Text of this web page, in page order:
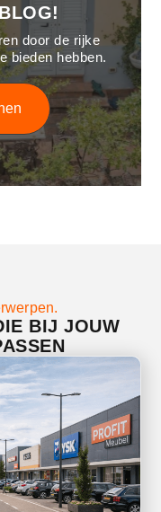
door de rijke
bieden hebben.
BIJ JOUW